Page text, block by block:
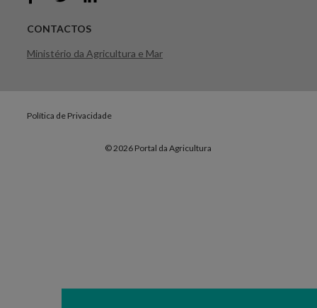
CONTACTOS
Ministério da Agricultura e Mar
Política de Privacidade
© 2026 Portal da Agricultura